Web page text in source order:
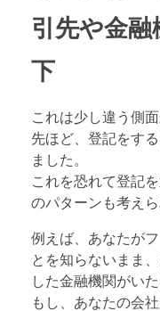
引先や金
下
これは少し違う側
先ほど、登記をす
ました。
これを恐れて登記
のパターンも考えら
例えば、あなたが
とを知らないまま
した金融機関がいた
もし、あなたの会